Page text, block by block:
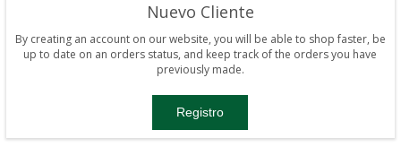
Nuevo Cliente
By creating an account on our website, you will be able to shop faster, be
up to date on an orders status, and keep track of the orders you have
previously made.